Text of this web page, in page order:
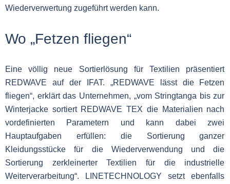
Wiederverwertung zugeführt werden kann.
Wo „Fetzen fliegen“
Eine völlig neue Sortierlösung für Textilien präsentiert
REDWAVE auf der IFAT. „REDWAVE lässt die Fetzen
fliegen“, erklärt das Unternehmen, „vom Stringtanga bis zur
Winterjacke sortiert REDWAVE TEX die Materialien nach
vordefinierten Parametern und kann dabei zwei
Hauptaufgaben erfüllen: die Sortierung ganzer
Kleidungsstücke für die Wiederverwendung und die
Sortierung zerkleinerter Textilien für die industrielle
Weiterverarbeitung“. LINETECHNOLOGY setzt ebenfalls